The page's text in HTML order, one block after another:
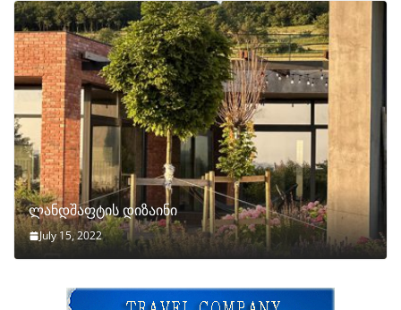
ლანდშაფტის დიზაინი
July 15, 2022